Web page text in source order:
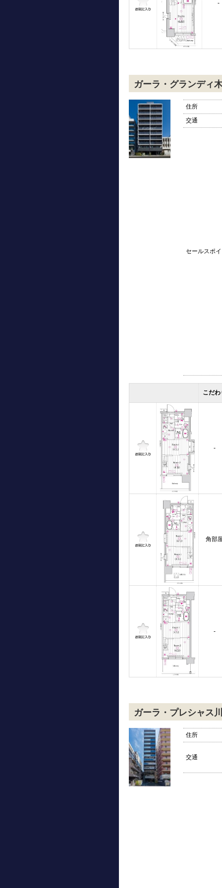
-
ガーラ・グランディ
住所
交通
セールスポ
こだわ
-
角部
-
ガーラ・プレシャス
住所
交通